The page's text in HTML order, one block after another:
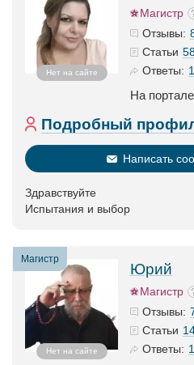
Нет на сайте
Магистр
Отзывы:
Статьи
Ответы:
На
Подробный
Написать
Здравствуйте
Испытания и выбор
Магистр
Нет на сайте
Юрий
Магистр
Отзывы:
Статьи
Ответы: